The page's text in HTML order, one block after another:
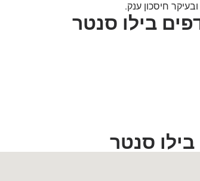
חיסכון ענק.
בילו סנטר
סנטר